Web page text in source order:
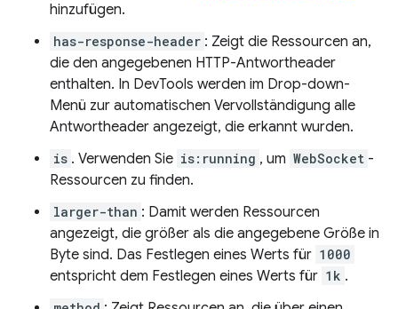
hinzufügen.
has-response-header : Zeigt die Ressourcen an,
die den angegebenen HTTP-Antwortheader
enthalten. In DevTools werden im Drop-down-
Menü zur automatischen Vervollständigung alle
Antwortheader angezeigt, die erkannt wurden.
is . Verwenden Sie is:running , um WebSocket -
Ressourcen zu finden.
larger-than : Damit werden Ressourcen
angezeigt, die größer als die angegebene Größe in
Byte sind. Das Festlegen eines Werts für 1000
entspricht dem Festlegen eines Werts für 1k .